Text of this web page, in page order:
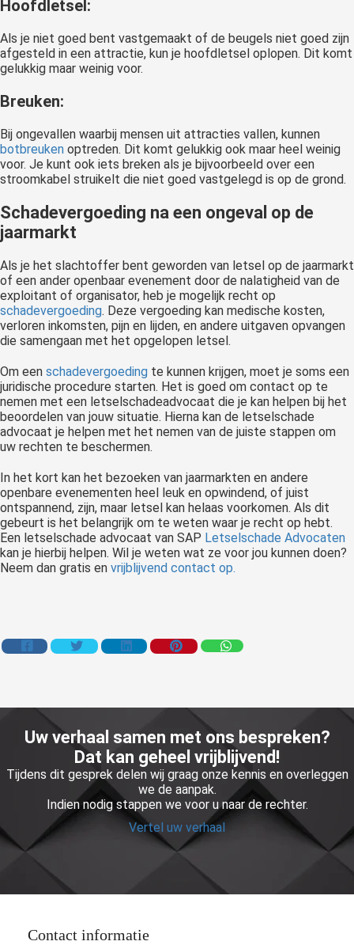
Hoofdletsel :
Als je niet goed bent vastgemaakt of de beugels niet goed zijn
afgesteld in een attractie, kun je hoofdletsel oplopen. Dit komt
gelukkig maar weinig voor.
Breuken:
Bij ongevallen waarbij mensen uit attracties vallen, kunnen
botbreuken optreden. Dit komt gelukkig ook maar heel weinig
voor. Je kunt ook iets breken als je bijvoorbeeld over een
stroomkabel struikelt die niet goed vastgelegd is op de grond.
Schadevergoeding na een ongeval op de
jaarmarkt
Als je het slachtoffer bent geworden van letsel op de jaarmarkt
of een ander openbaar evenement door de nalatigheid van de
exploitant of organisator, heb je mogelijk recht op
schadevergoeding. Deze vergoeding kan medische kosten,
verloren inkomsten, pijn en lijden, en andere uitgaven opvangen
die samengaan met het opgelopen letsel.
Om een schadevergoeding te kunnen krijgen, moet je soms een
juridische procedure starten. Het is goed om contact op te
nemen met een letselschadeadvocaat die je kan helpen bij het
beoordelen van jouw situatie. Hierna kan de letselschade
advocaat je helpen met het nemen van de juiste stappen om
uw rechten te beschermen.
In het kort kan het bezoeken van jaarmarkten en andere
openbare evenementen heel leuk en opwindend, of juist
ontspannend, zijn, maar letsel kan helaas voorkomen. Als dit
gebeurt is het belangrijk om te weten waar je recht op hebt.
Een letselschade advocaat van SAP Letselschade Advocaten
kan je hierbij helpen. Wil je weten wat ze voor jou kunnen doen?
Neem dan gratis en vrijblijvend contact op.
Uw verhaal samen met ons bespreken?
Dat kan geheel vrijblijvend!
Tijdens dit gesprek delen wij graag onze kennis en overleggen
we de aanpak.
Indien nodig stappen we voor u naar de rechter.
Vertel uw verhaal
Contact informatie